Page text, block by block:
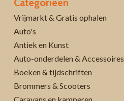
Vrijmarkt & Gratis ophalen
Auto's
Antiek en Kunst
Auto-onderdelen & Accessoires
Boeken & tijdschriften
Brommers & Scooters
Caravans en kamperen